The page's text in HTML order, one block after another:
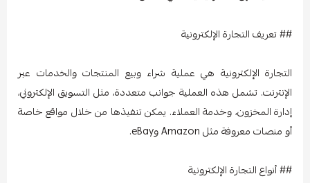
## تعريف التجارة الإلكترونية
التجارة الإلكترونية هي عملية شراء وبيع المنتجات والخدمات عبر
الإنترنت. تشمل هذه العملية جوانب متعددة، مثل التسويق الإلكتروني،
إدارة المخزون، وخدمة العملاء. يمكن تنفيذها من خلال مواقع خاصة
أو منصات معروفة مثل Amazon وeBay.
## أنواع التجارة الإلكترونية